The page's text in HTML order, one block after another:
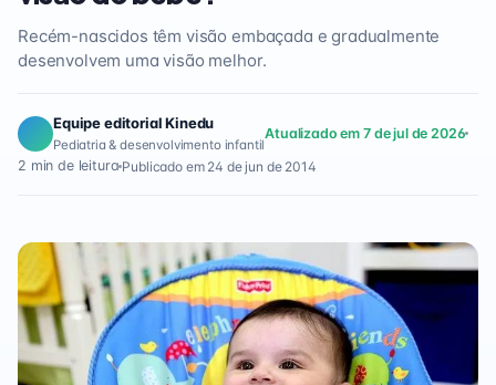
Recém-nascidos têm visão embaçada e gradualmente
desenvolvem uma visão melhor.
Equipe editorial Kinedu
Pediatria & desenvolvimento infantil
Atualizado em 7 de jul de 2026
2 min de leitura Publicado em 24 de jun de 2014